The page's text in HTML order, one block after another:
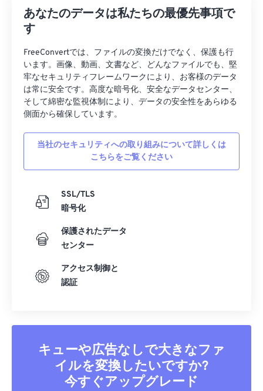
あなたのデータは私たちの最優先事項で
す
FreeConvertでは、ファイルの変換だけでなく、保護も行
います。画像、動画、文書など、どんなファイルでも、堅
牢なセキュリティフレームワークにより、お客様のデータ
は常に安全です。高度な暗号化、安全なデータセンター、
そして綿密な監視体制により、データの安全性をあらゆる
側面から確保しています。
当社のセキュリティへの取り組みについて詳しくは
こちらをご覧ください
SSL/TLS
暗号化
保護されたデータ
センター
アクセス制御と
認証
キューや広告なしで大きなファ
イルを変換したいですか?
今すぐアップグレード